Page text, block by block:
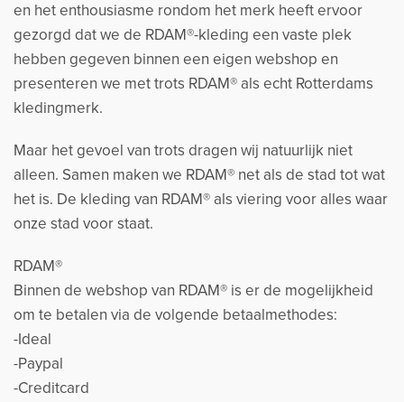
en het enthousiasme rondom het merk heeft ervoor
gezorgd dat we de RDAM®-kleding een vaste plek
hebben gegeven binnen een eigen webshop en
presenteren we met trots RDAM® als echt Rotterdams
kledingmerk.
Maar het gevoel van trots dragen wij natuurlijk niet
alleen. Samen maken we RDAM® net als de stad tot wat
het is. De kleding van RDAM® als viering voor alles waar
onze stad voor staat.
RDAM®
Binnen de webshop van RDAM® is er de mogelijkheid
om te betalen via de volgende betaalmethodes:
-Ideal
-Paypal
-Creditcard